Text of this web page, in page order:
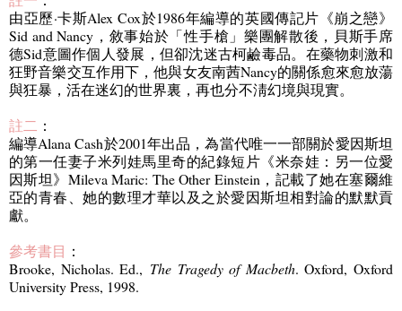
由亞歷·卡斯Alex Cox於1986年編導的英國傳記片《崩之戀》
Sid and Nancy ， 敘事始於「性手槍」樂團解散後，貝斯手席
德Sid意圖作個人發展，但卻沈迷古柯鹼毒品。在藥物刺激和
狂野音樂交互作用下，他與女友南茜Nancy的關係愈來愈放蕩
與狂暴，活在迷幻的世界裏，再也分不淸幻境與現實。
註二 ：
編導Alana Cash於2001年出品，為當代唯一一部關於愛因斯坦
的第一任妻子米列娃馬里奇的紀錄短片《米奈娃：另一位愛
因斯坦》 Mileva Maric: The Other Einstein ，記載了她在塞爾維
亞的青春、她的數理才華以及之於愛因斯坦相對論的默默貢
獻。
參考書目 ：
Brooke, Nicholas. Ed., The Tragedy of Macbeth. Oxford, Oxford
University Press, 1998.